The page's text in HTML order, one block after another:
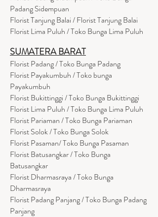
Padang Sidempuan
Florist Tanjung Balai / Florist Tanjung Balai
Florist Lima Puluh / Toko Bunga Lima Puluh
SUMATERA BARAT
Florist Padang / Toko Bunga Padang
Florist Payakumbuh / Toko bunga
Payakumbuh
Florist Bukittinggi / Toko Bunga Bukittinggi
Florist Lima Puluh / Toko Bunga Lima Puluh
Florist Pariaman / Toko Bunga Pariaman
Florist Solok / Toko Bunga Solok
Florist Pasaman/ Toko Bunga Pasaman
Florist Batusangkar / Toko Bunga
Batusangkar
Florist Dharmasraya / Toko Bunga
Dharmasraya
Florist Padang Panjang / Toko Bunga Padang
Panjang